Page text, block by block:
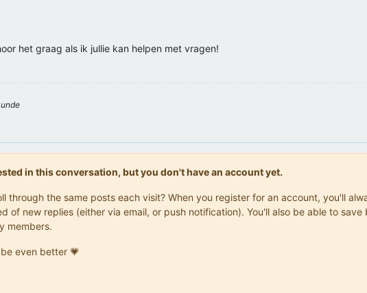
het graag als ik jullie kan helpen met vragen!
in this conversation, but you don't have an account yet.
through the same posts each visit? When you register for an account, you'll
of new replies (either via email, or push notification). You'll also be able to
members.
even better 💗